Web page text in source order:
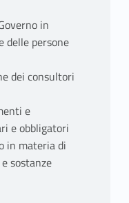
in
delle persone
dei consultori
e
e obbligatori
in materia di
sostanze